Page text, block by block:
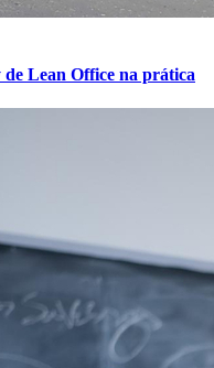
Lean Office na prática